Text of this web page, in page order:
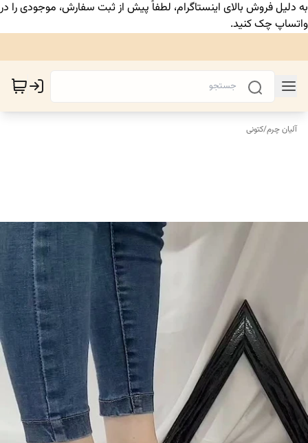
به دلیل فروش بالای اینستاگرام، لطفاً پیش از ثبت سفارش، موجودی را در
واتساپ چک کنید.
آلیان چرم/کتونی